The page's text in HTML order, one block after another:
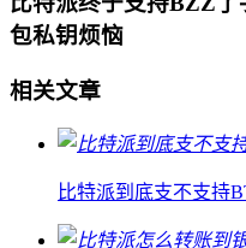
包私钥烦恼
相关文章
比特派到底支不支持